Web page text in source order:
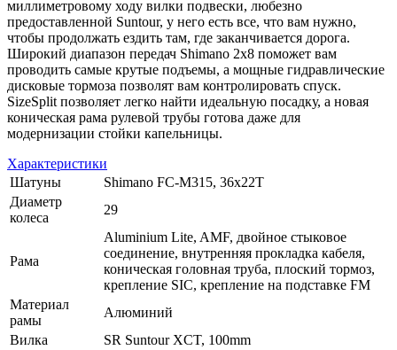
миллиметровому ходу вилки подвески, любезно
предоставленной Suntour, у него есть все, что вам нужно,
чтобы продолжать ездить там, где заканчивается дорога.
Широкий диапазон передач Shimano 2x8 поможет вам
проводить самые крутые подъемы, а мощные гидравлические
дисковые тормоза позволят вам контролировать спуск.
SizeSplit позволяет легко найти идеальную посадку, а новая
коническая рама рулевой трубы готова даже для
модернизации стойки капельницы.
Характеристики
Шатуны
Shimano FC-M315, 36x22T
Диаметр
колеса
29
Рама
Aluminium Lite, AMF, двойное стыковое
соединение, внутренняя прокладка кабеля,
коническая головная труба, плоский тормоз,
крепление SIC, крепление на подставке FM
Материал
рамы
Алюминий
Вилка
SR Suntour XCT, 100mm